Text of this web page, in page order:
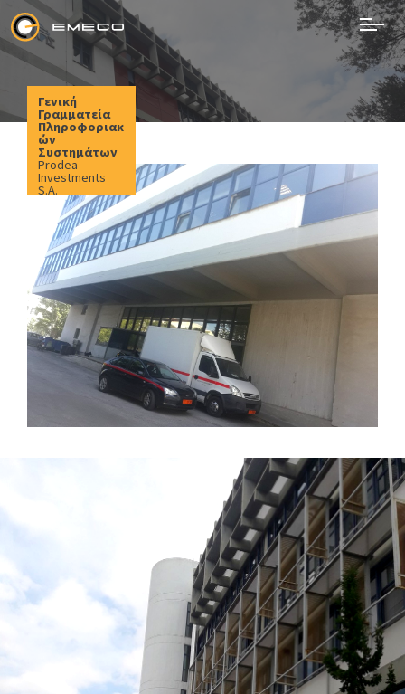
Skip
to
content
Electromechanical Works
Γενική
Γραμματεία
Πληροφοριακ
Ών
Συστημάτων
Prodea
Investments
S.A.